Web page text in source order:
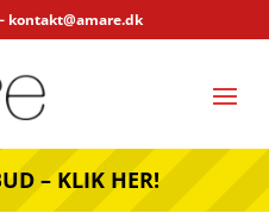
kontakt@amare.dk
– KLIK HER!